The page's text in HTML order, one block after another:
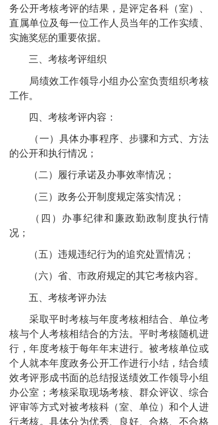
务公开考核考评的结果，是评定各科（室）、
直属单位及每一位工作人员当年的工作实绩、
实施奖惩的重要依据。
三、考核考评组织
局绩效工作领导小组办公室负责组织考核
工作。
四、考核考评内容：
（一）具体办事程序、步骤和方式、方法
的公开和执行情况；
（二）履行承诺及办事效率情况；
（三）政务公开制度规定落实情况；
（四）办事纪律和廉政勤政制度执行情
况；
（五）违规违纪行为的追究处置情况；
（六）省、市政府规定的其它考核内容。
五、考核考评办法
采取平时考核与年度考核相结合、单位考
核与个人考核相结合的方法。平时考核随机进
行，年度考核于每年年末进行。被考核单位或
个人就本年度政务公开工作进行小结，结合绩
效考评形成书面的总结报送绩效工作领导小组
办公室；考核采取现场考核、群众评议、综合
评审等方式对被考核科（室、单位）和个人进
行考核。具体分为优秀、良好、合格、不合格